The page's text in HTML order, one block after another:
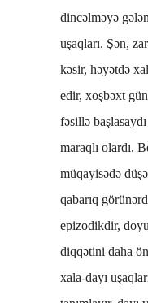
dincəlməyə
uşaqları. Şən,
kəsir, həyətdə
edir, xoşbəxt
fəsillə
maraqlı olardı.
müqayisədə
qabarıq
epizodikdir,
diqqətini daha
xala-dayı